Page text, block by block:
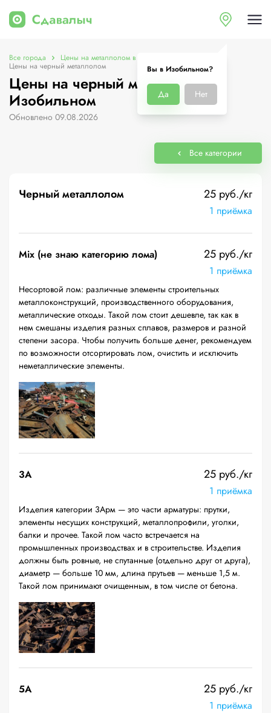
Вы в Изобильном?
Да Нет
Все города Цены на металлолом в Изобильном
Цены на черный металлолом
Цены на черный металлолом в
Изобильном
Обновлено 09.08.2026
Все категории
Черный металлолом 25 руб./кг
1 приёмка
Mix (не знаю категорию лома) 25 руб./кг
1 приёмка
Несортовой лом: различные элементы строительных
металлоконструкций, производственного оборудования,
металлические отходы. Такой лом стоит дешевле, так как в
нем смешаны изделия разных сплавов, размеров и разной
степени засора. Чтобы получить больше денег, рекомендуем
по возможности отсортировать лом, очистить и исключить
неметаллические элементы.
3А 25 руб./кг
1 приёмка
Изделия категории 3Арм — это части арматуры: прутки,
элементы несущих конструкций, металлопрофили, уголки,
балки и прочее. Такой лом часто встречается на
промышленных производствах и в строительстве. Изделия
должны быть ровные, не спутанные (отдельно друг от друга),
диаметр — больше 10 мм, длина прутьев — меньше 1,5 м.
Такой лом принимают очищенным, в том числе от бетона.
5А 25 руб./кг
1 приёмка